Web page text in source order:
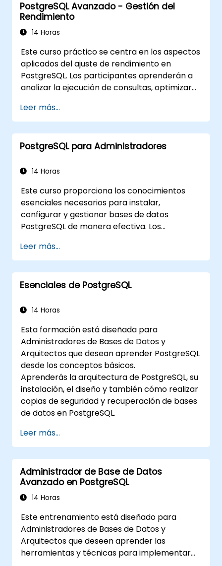
Recuperación (RAG). Los estudiantes
aprenderán a instalar PgVector y PgAI,
generar y cargar incrustaciones vectoriales,
búsqueda semántica y RAG, y desarrollar
aplicaciones de texto a SQL utilizando
LangChain con Python/JavaScript. Las
demostraciones y la práctica en manos
refuerzan los conceptos centrales y las
PostgreSQL Avanzado - Gestión del
Rendimiento
14 Horas
Este curso práctico se centra en los aspectos
aplicados del ajuste de rendimiento en
PostgreSQL. Los participantes aprenderán a
analizar la ejecución de consultas, optimizar
sistema, y monitorizar cargas de trabajo de
manera efectiva. Escenarios reales y
ejercicios en vivo demuestran cómo
identificar y resolver cuellos de botella tanto
Leer más...
PostgreSQL para Administradores
14 Horas
Este curso proporciona los conocimientos
esenciales necesarios para instalar,
configurar y gestionar bases de datos
PostgreSQL de manera efectiva. Los
seguridad de los usuarios, realizar respaldos y
restauraciones, gestionar registros y ajustar
parámetros básicos. A través de ejercicios
prácticos, los estudiantes realizarán tareas
prepararán para temas avanzados como el
Leer más...
Esenciales de PostgreSQL
14 Horas
Esta formación está diseñada para
Administradores de Bases de Datos y
Arquitectos que desean aprender PostgreSQL
desde los conceptos básicos.
Aprenderás la arquitectura de PostgreSQL, su
instalación, el diseño y también cómo realizar
copias de seguridad y recuperación de bases
de datos en PostgreSQL.
Leer más...
Administrador de Base de Datos
Avanzado en PostgreSQL
14 Horas
Este entrenamiento está diseñado para
Administradores de Bases de Datos y
Arquitectos que deseen aprender las
herramientas y técnicas para implementar